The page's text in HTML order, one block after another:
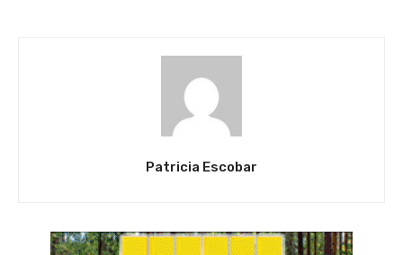
Patricia Escobar